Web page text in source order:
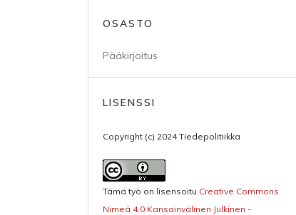
OSASTO
Pääkirjoitus
LISENSSI
Copyright (c) 2024 Tiedepolitiikka
Tämä työ on lisensoitu Creative Commons
Nimeä 4.0 Kansainvälinen Julkinen -